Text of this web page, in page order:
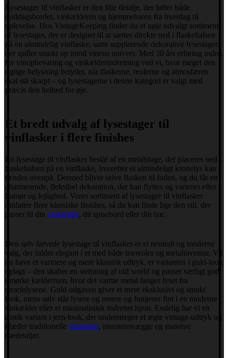
Lysestager til vinflasker er den lille detalje, der løfter både
middagsbordet, vinkælderen og hjemmebaren fra hverdag til
oplevelse. Hos VintageKeeping finder du et nøje udvalgt sortiment
af lysestager, der er designet til at sættes direkte ned i flaskehalsen
på en almindelig vinflaske, samt supplerende dekorative lysestager,
der spiller smukt op imod vinens univers. Med 30 års erfaring inden
for vinopbevaring og vinkælderindretning ved vi, hvor meget den
rigtige belysning betyder, når flaskerne, reolerne og atmosfæren
skal stå skarpt – og lysestagerne i denne kategori er valgt med
præcis den helhed for øje.
Et bredt udvalg af lysestager til
vinflasker i flere finishes
En lysestage til vinflasker består af en metalstage, der placeres ned i
flaskehalsen på en vinflaske, hvorefter et almindeligt kronelys kan
tændes ovenpå. Dermed bliver selve flasken til foden, og du får en
charmerende, fleksibel dekoration, der kan flyttes og varieres efter
humør og lejlighed. Vores sortiment af lysestager til vinflasker
omfatter flere klassiske finishes, så du kan finde lige den stil, der
passer til din vinkælder, dit spisebord eller din bar.
Den sølv farvede lysestage til vinflasker er et neutralt og moderne
valg, der falder elegant i et med både træreoler og metalinventar. Vil
du have et varmere og mere klassisk udtryk, er varianten i guld-look
oplagt – den skaber en stemning af old world og passer særligt godt
i mørke kælderrum, hvor det varme metal fanger lyset fra
stearinlysene. Guld udgaven giver et mere eksklusivt og smukt
look, mens sølv står lysere og renere og fungerer fint i en moderne
vinkælder eller et minimalistisk indrettet hjem. Endelig har vi en
rustik variant i jern-look, der understreger et ægte vintage-udtryk og
klæder traditionelle vintønder, murstensvægge og massive
trædetaljer.